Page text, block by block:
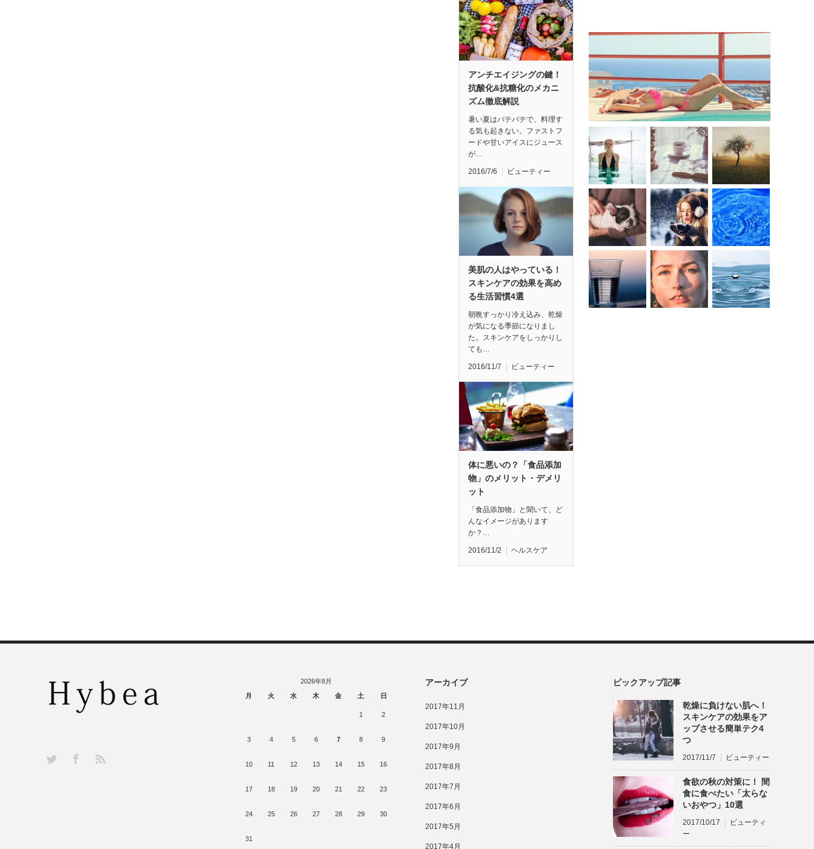
アンチエイジングの鍵！
抗酸化&抗糖化のメカニ
ズム徹底解説
暑い夏はバテバテで、料理す
る気も起きない。ファストフ
ードや甘いアイスにジュース
が…
2016/7/6 ビューティー
美肌の人はやっている！
スキンケアの効果を高め
る生活習慣4選
朝晩すっかり冷え込み、乾燥
が気になる季節になりまし
た。スキンケアをしっかりし
ても…
2016/11/7 ビューティー
体に悪いの？「食品添加
物」のメリット・デメリ
ット
「食品添加物」と聞いて、ど
んなイメージがあります
か？…
2016/11/2 ヘルスケア
2026年8月
月
火 水 木 金 土 日
1 2
3 4 5 6 7 8 9
10 11 12 13 14 15 16
17 18 19 20 21 22 23
24 25 26 27 28 29 30
31
アーカイブ
2017年11月
2017年10月
2017年9月
2017年8月
2017年7月
2017年6月
2017年5月
2017年4月
ピックアップ記事
乾燥に負けない肌へ！
スキンケアの効果をア
ップさせる簡単テク4
つ
2017/11/7 ビューティー
食欲の秋の対策に！ 間
食に食べたい「太らな
いおやつ」10選
2017/10/17
ビューティ
ー
Twitter Facebook
RSS